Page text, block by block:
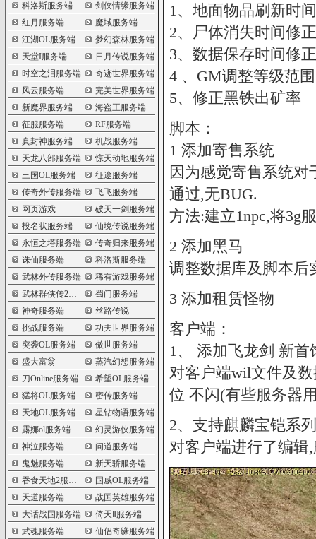
科洛斯服务端
剑侠情缘服务端
红月服务端
魔域服务端
江湖OL服务端
梦幻森林服务端
天堂I服务端
日月传说服务端
时空之泪服务端
奇迹世界服务端
风云服务端
完美世界服务端
新魔界服务端
海盗王服务端
征服服务端
RF服务端
真封神服务端
机战服务端
天龙八部服务端
惊天动地服务端
三国OL服务端
征途服务端
传奇外传服务端
飞飞服务端
网页游戏
破天一剑服务端
投名状服务端
仙境传说服务端
永恒之塔服务端
传奇归来服务端
诛仙服务端
科洛斯服务端
武林外传服务端
稀有游戏服务端
武林群侠传2服务端
蜀门服务端
神奇服务端
丝路传说
挑战服务端
功夫世界服务端
突袭OL服务端
傲世服务端
盛大富翁
蒸汽幻想服务端
刀Online服务端
希望OL服务端
猛将OL服务端
密传服务端
天地OL服务端
星钻物语服务端
露娜ol服务端
幻灵游侠服务端
神泣服务端
问道服务端
鬼魅服务端
新天骄服务端
吞食天地2服务端
国威OL服务端
天道服务端
战国英雄服务端
大话战国服务端
倚天Ⅱ服务端
武魂服务端
仙侣奇缘服务端
1、地面物品刷新时
2、尸体消失时间修
3、数据保存时间修
4 、GM调整等级范
5、修正黑铁出矿率
脚本：
1 添加寄售系统
因为感觉寄售系统
通过,无BUG.
方法:建立1npc,将3g
2 添加黑马
调整数据库及脚本后
3 添加租赁怪物
客户端：
1、 添加飞龙剑 新首
对客户端wil文件及
位 不闪(有些服务器
2、支持麒麟宝铠系
对客户端进行了编辑